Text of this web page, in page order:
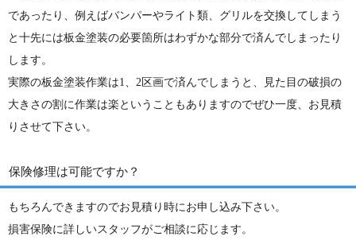
であったり、例えばバンパーやライト類、グリルを交換してしまう
と十先には板金塗装の必要箇所はわずかな部分で済んでしまったり
します。
実際の板金塗装作業は1、2区画で済んでしまうと、見た目の破損の
大きさの割に作業は楽ということもありますのでぜひ一度、お見積
りさせて下さい。
保険修理は可能ですか？
もちろんできますのでお見積り時にお申し込み下さい。
損害保険に詳しいスタッフがご相談に応じます。